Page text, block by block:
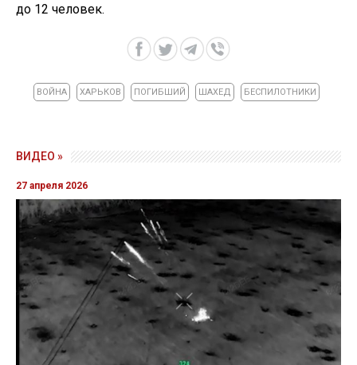
до 12 человек.
ВОЙНА ХАРЬКОВ ПОГИБШИЙ ШАХЕД БЕСПИЛОТНИКИ
ВИДЕО »
27 апреля 2026